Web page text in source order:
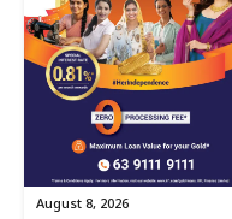
August 8, 2026